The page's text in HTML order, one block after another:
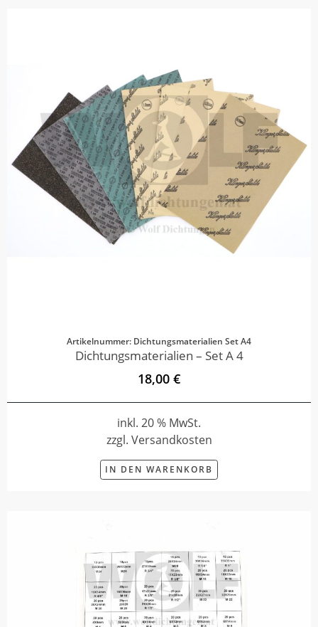
Artikelnummer: Dichtungsmaterialien Set A4
Dichtungsmaterialien – Set A 4
18,00 €
inkl. 20 % MwSt.
zzgl. Versandkosten
IN DEN WARENKORB